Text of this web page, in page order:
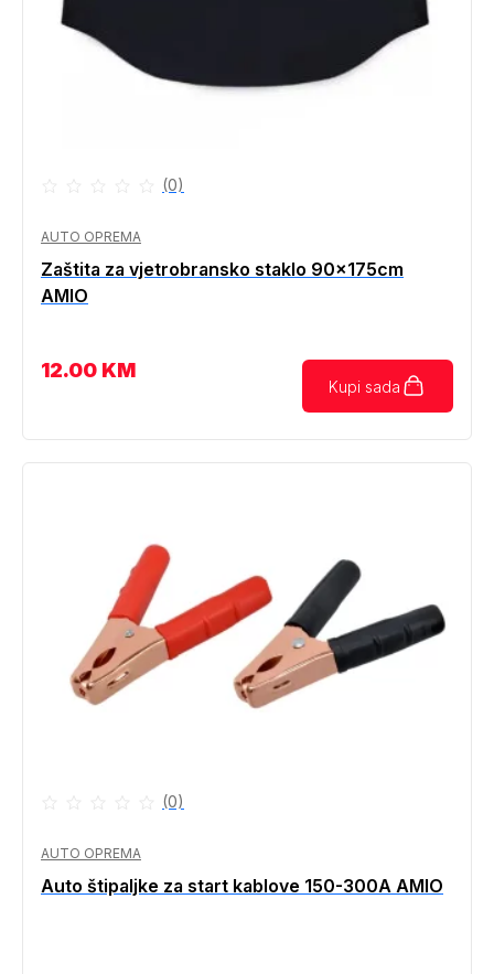
(0)
AUTO OPREMA
Zaštita za vjetrobransko staklo 90x175cm
AMIO
12.00 KM
Kupi sada
(0)
AUTO OPREMA
Auto štipaljke za start kablove 150-300A AMIO